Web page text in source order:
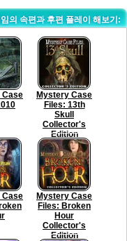
의 속편과 후편 플레이 해보기:
Mystery Case
Files: 13th
Skull
Collector's
Edition
Mystery Case
Files: Broken
Hour
Collector's
Edition